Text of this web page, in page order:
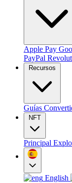
Apple Pay
PayPal Revolut
Recursos
Guías
NFT
Principal
English